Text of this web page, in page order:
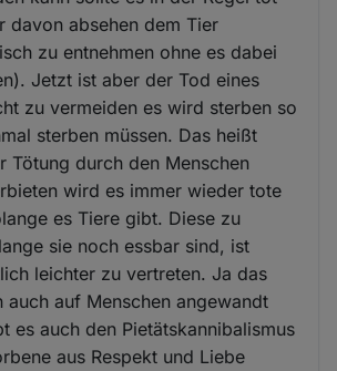
davon absehen dem Tier
zu entnehmen ohne es dabei
Jetzt ist aber der Tod eines
zu vermeiden es wird sterben so
sterben müssen. Das heißt
Tötung durch den Menschen
wird es immer wieder tote
es Tiere gibt. Diese zu
sie noch essbar sind, ist
leichter zu vertreten. Ja das
auch auf Menschen angewandt
es auch den Pietätskannibalismus
aus Respekt und Liebe